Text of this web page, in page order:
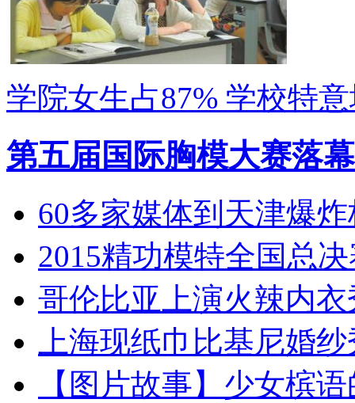
学院女生占87% 学校特
第五届国际胸模大赛落
60多家媒体到天津爆
2015精功模特全国总
哥伦比亚上演火辣内衣
上海现纸巾比基尼婚
【图片故事】少女槟语